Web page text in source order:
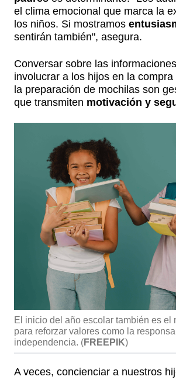
el clima emocional que marca la
los niños. Si mostramos
sentirán también", asegura.
Conversar sobre las
involucrar a los hijos en la
la preparación de mochilas son
que transmiten motivación y
El inicio del año escolar también es el
para reforzar valores como la
independencia. (FREEPIK)
A veces, concienciar a nuestros